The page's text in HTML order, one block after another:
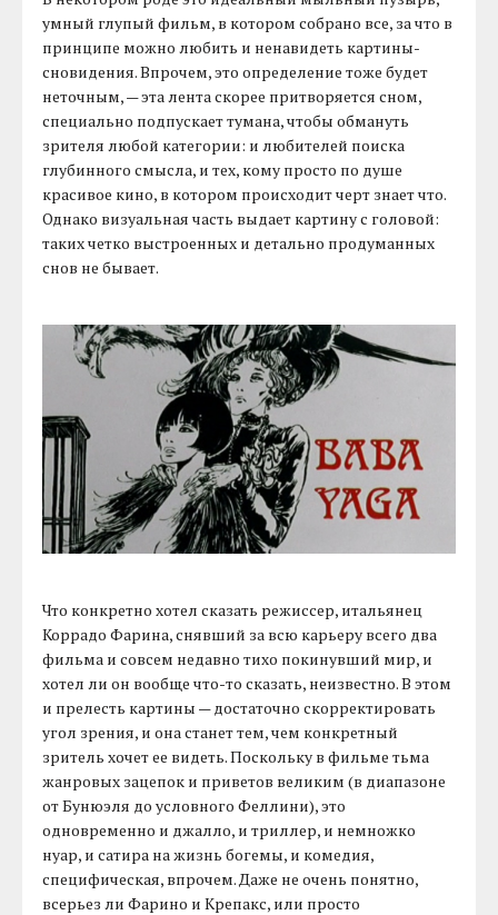
умный глупый фильм, в котором собрано все, за что в
принципе можно любить и ненавидеть картины-
сновидения. Впрочем, это определение тоже будет
неточным, — эта лента скорее притворяется сном,
специально подпускает тумана, чтобы обмануть
зрителя любой категории: и любителей поиска
глубинного смысла, и тех, кому просто по душе
красивое кино, в котором происходит черт знает что.
Однако визуальная часть выдает картину с головой:
таких четко выстроенных и детально продуманных
снов не бывает.
Что конкретно хотел сказать режиссер, итальянец
Коррадо Фарина, снявший за всю карьеру всего два
фильма и совсем недавно тихо покинувший мир, и
хотел ли он вообще что-то сказать, неизвестно. В этом
и прелесть картины — достаточно скорректировать
угол зрения, и она станет тем, чем конкретный
зритель хочет ее видеть. Поскольку в фильме тьма
жанровых зацепок и приветов великим (в диапазоне
от Бунюэля до условного Феллини), это
одновременно и джалло, и триллер, и немножко
нуар, и сатира на жизнь богемы, и комедия,
специфическая, впрочем. Даже не очень понятно,
всерьез ли Фарино и Крепакс, или просто